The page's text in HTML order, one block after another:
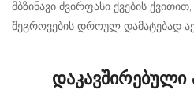
მბზინავი ძვირფასი ქვების
შეგროვების დროულ დამატებად
Დაკავშირებული